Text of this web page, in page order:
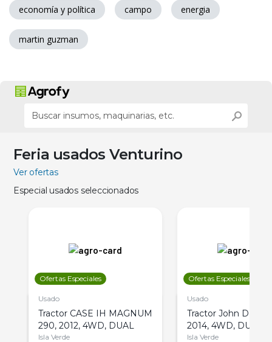
economía y política campo energia
martin guzman
Feria usados Venturino
Ver ofertas
Especial usados seleccionados
Ofertas Especiales
Usado
Tractor CASE IH MAGNUM
290, 2012, 4WD, DUAL
Isla Verde
Ofertas Especiales
Usado
Tractor John Deere
2014, 4WD, DUAL
Isla Verde